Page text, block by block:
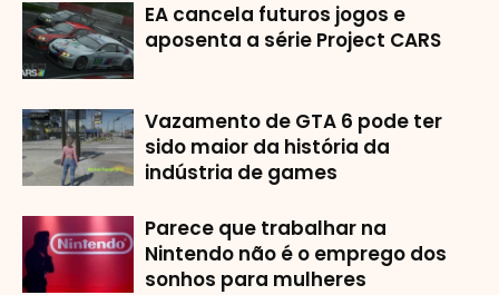
EA cancela futuros jogos e
aposenta a série Project CARS
Vazamento de GTA 6 pode ter
sido maior da história da
indústria de games
Parece que trabalhar na
Nintendo não é o emprego dos
sonhos para mulheres